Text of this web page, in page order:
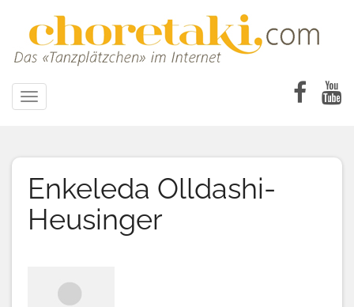
Toggle
navigation
Enkeleda Olldashi-
Heusinger